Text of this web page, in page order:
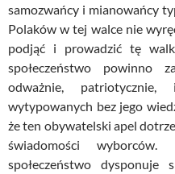
samozwańcy i mianowańcy
Polaków w tej walce nie
podjąć i prowadzić tę
społeczeństwo powinno
odważnie,
wytypowanych bez jego
że ten obywatelski apel
świadomości
społeczeństwo dysponuje